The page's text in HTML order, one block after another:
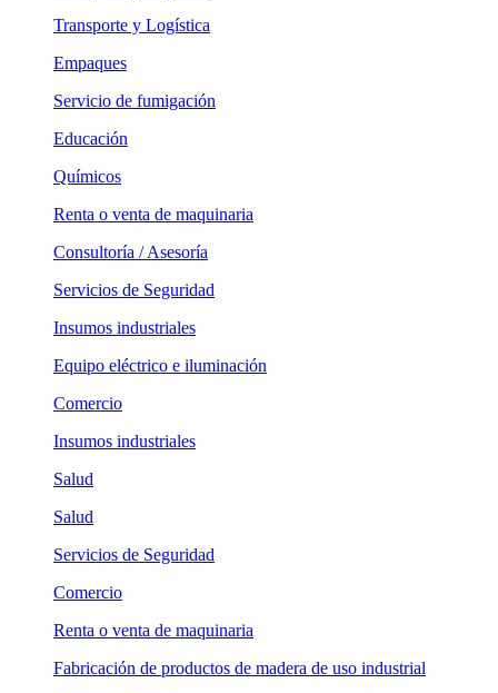
Transporte y Logística
Empaques
Servicio de fumigación
Educación
Químicos
Renta o venta de maquinaria
Consultoría / Asesoría
Servicios de Seguridad
Insumos industriales
Equipo eléctrico e iluminación
Comercio
Insumos industriales
Salud
Salud
Servicios de Seguridad
Comercio
Renta o venta de maquinaria
Fabricación de productos de madera de uso industrial